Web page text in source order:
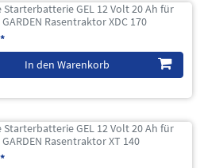
Starterbatterie GEL 12 Volt 20 Ah für
GARDEN Rasentraktor XDC 170
In den Warenkorb
Starterbatterie GEL 12 Volt 20 Ah für
GARDEN Rasentraktor XT 140